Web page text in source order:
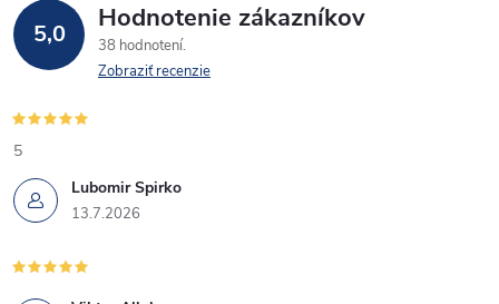
5,0 Hodnotenie zákazníkov
38 hodnotení
Zobraziť recenzie
Lubomir Spirko
13.7.2026
5